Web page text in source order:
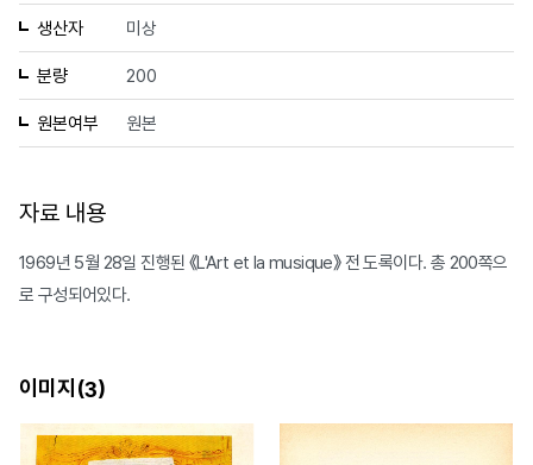
생산자 미상
분량 200
원본여부 원본
자료 내용
1969년 5월 28일 진행된 《L'Art et la musique》 전 도록이다. 총 200쪽으
로 구성되어있다.
이미지(3)